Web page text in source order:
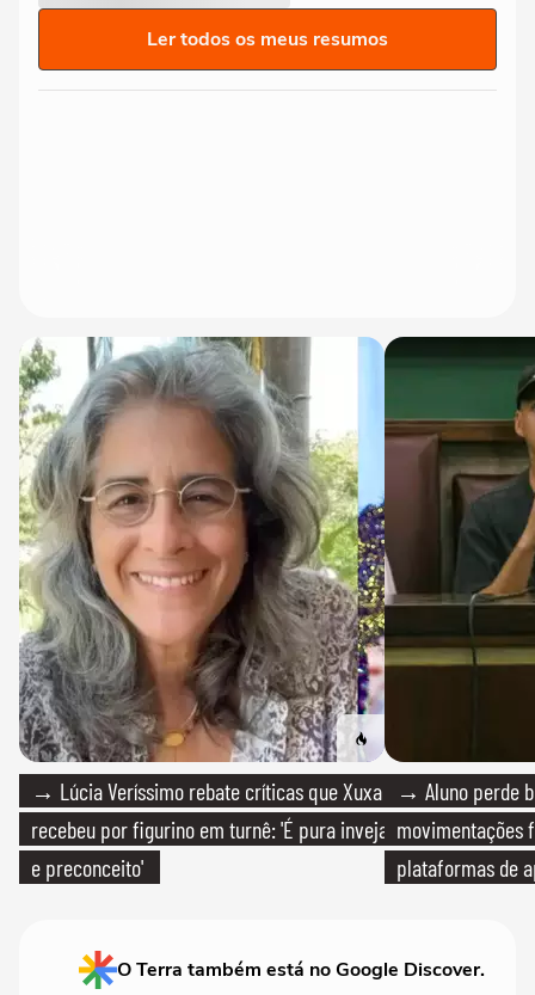
Ler todos os meus resumos
→ Lúcia Veríssimo rebate críticas que Xuxa
recebeu por figurino em turnê: 'É pura inveja
e preconceito'
→ Aluno perde
movimentações
plataformas de
O Terra também está no Google Discover.